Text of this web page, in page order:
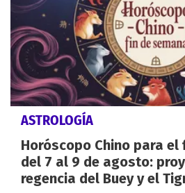
ASTROLOGÍA
Horóscopo Chino para el
del 7 al 9 de agosto:
regencia del Buey y el